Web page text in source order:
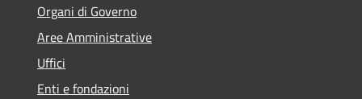
Organi di Governo
Aree Amministrative
Uffici
Enti e fondazioni